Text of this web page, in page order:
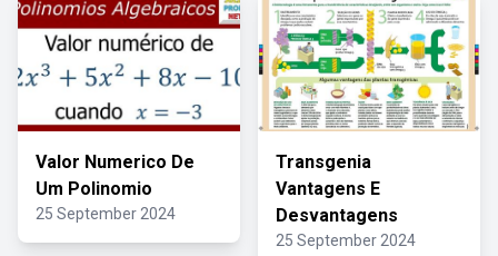
Valor Numerico De
Um Polinomio
25 September 2024
Transgenia
Vantagens E
Desvantagens
25 September 2024